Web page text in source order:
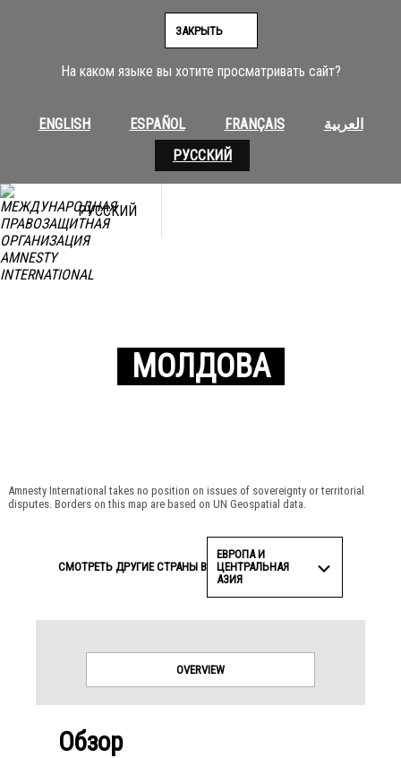
На каком языке вы хотите просматривать сайт?
ENGLISH ESPAÑOL FRANÇAIS
العربية
РУССКИЙ
ЗАКРЫТЬ
РУССКИЙ
МОЛДОВА
Amnesty International takes no position on issues of sovereignty or territorial
disputes. Borders on this map are based on UN Geospatial data.
СМОТРЕТЬ ДРУГИЕ СТРАНЫ В
ЕВРОПА И
ЦЕНТРАЛЬНАЯ
АЗИЯ
OVERVIEW
Обзор